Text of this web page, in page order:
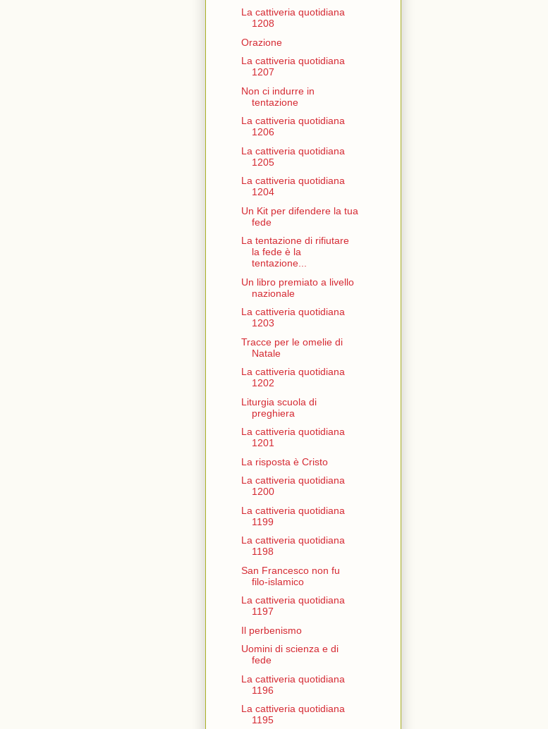
La cattiveria quotidiana
1208
Orazione
La cattiveria quotidiana
1207
Non ci indurre in
tentazione
La cattiveria quotidiana
1206
La cattiveria quotidiana
1205
La cattiveria quotidiana
1204
Un Kit per difendere la tua
fede
La tentazione di rifiutare
la fede è la
tentazione...
Un libro premiato a livello
nazionale
La cattiveria quotidiana
1203
Tracce per le omelie di
Natale
La cattiveria quotidiana
1202
Liturgia scuola di
preghiera
La cattiveria quotidiana
1201
La risposta è Cristo
La cattiveria quotidiana
1200
La cattiveria quotidiana
1199
La cattiveria quotidiana
1198
San Francesco non fu
filo-islamico
La cattiveria quotidiana
1197
Il perbenismo
Uomini di scienza e di
fede
La cattiveria quotidiana
1196
La cattiveria quotidiana
1195